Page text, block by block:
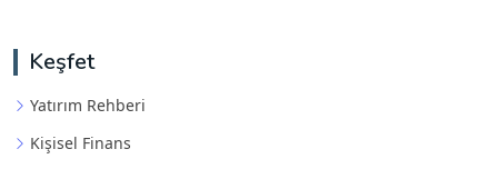
Keşfet
Yatırım Rehberi
Kişisel Finans